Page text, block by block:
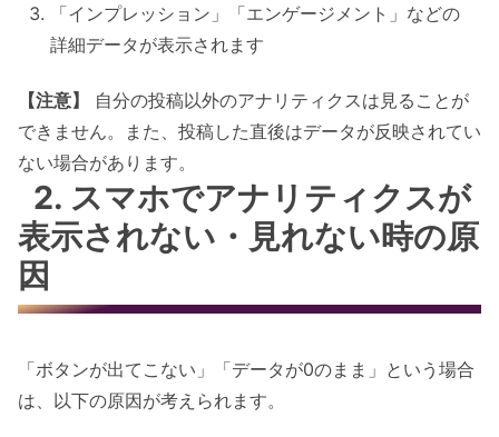
「インプレッション」「エンゲージメント」などの
詳細データが表示されます
【注意】
自分の投稿以外のアナリティクスは見ることが
できません。また、投稿した直後はデータが反映されてい
ない場合があります。
2. スマホでアナリティクスが
表示されない・見れない時の原
因
「ボタンが出てこない」「データが0のまま」という場合
は、以下の原因が考えられます。